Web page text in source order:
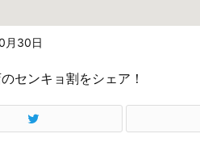
月30日
センキョ割をシェア！